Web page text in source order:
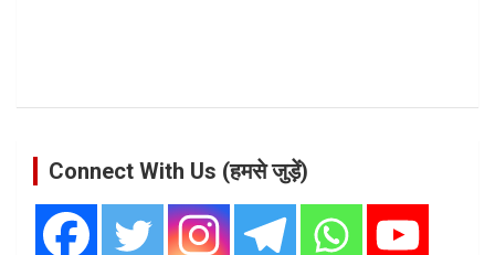
Connect With Us (हमसे जुड़ें)